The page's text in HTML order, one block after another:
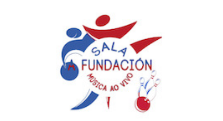
+ INFO
Larger
Image